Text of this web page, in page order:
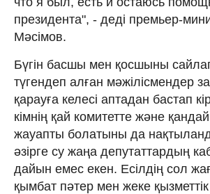
президента", - деді премьер-
Мәсімов.
Бүгін басшы мен қосшыны
түгендеп алған мәжілісмендер
қарауға келесі аптадан бастап
кімнің қай комитетте және
жауапты болатыны да
әзірге су жаңа депутаттардың
дайын емес екен. Есілдің сол
қымбат пәтер мен жеке қызметтік